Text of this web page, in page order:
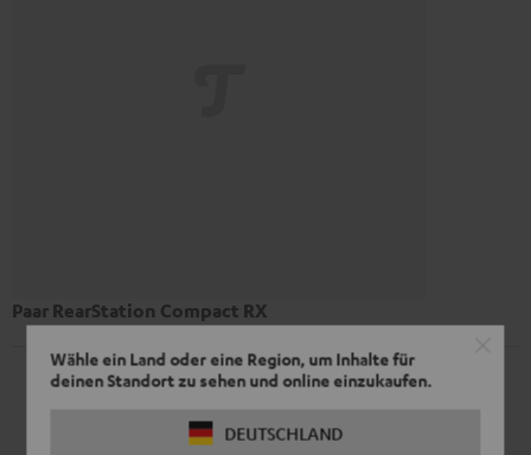
Wähle ein Land oder eine Region, um Inhalte für
deinen Standort zu sehen und online einzukaufen.
DEUTSCHLAND
Paar RearStation Compact RX